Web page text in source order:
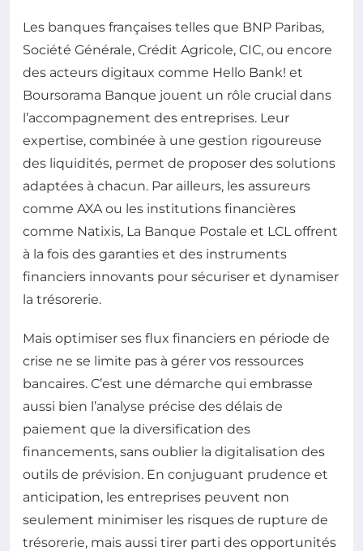
Les banques françaises telles que BNP Paribas,
Société Générale, Crédit Agricole, CIC, ou encore
des acteurs digitaux comme Hello Bank! et
Boursorama Banque jouent un rôle crucial dans
l’accompagnement des entreprises. Leur
expertise, combinée à une gestion rigoureuse
des liquidités, permet de proposer des solutions
adaptées à chacun. Par ailleurs, les assureurs
comme AXA ou les institutions financières
comme Natixis, La Banque Postale et LCL offrent
à la fois des garanties et des instruments
financiers innovants pour sécuriser et dynamiser
la trésorerie.
Mais optimiser ses flux financiers en période de
crise ne se limite pas à gérer vos ressources
bancaires. C’est une démarche qui embrasse
aussi bien l’analyse précise des délais de
paiement que la diversification des
financements, sans oublier la digitalisation des
outils de prévision. En conjuguant prudence et
anticipation, les entreprises peuvent non
seulement minimiser les risques de rupture de
trésorerie, mais aussi tirer parti des opportunités